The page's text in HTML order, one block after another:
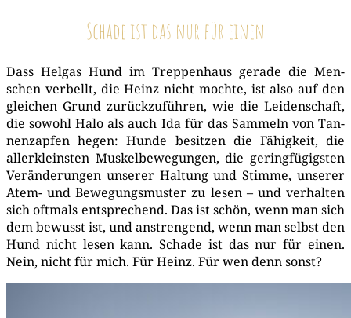
Schade ist das nur für einen
Dass Hel­gas Hund im Trep­pen­haus gera­de die Men­
schen ver­bellt, die Heinz nicht moch­te, ist also auf den
glei­chen Grund zurück­zu­füh­ren, wie die Lei­den­schaft,
die sowohl Halo als auch Ida für das Sam­meln von Tan­
nen­zap­fen hegen: Hun­de besit­zen die Fähig­keit, die
aller­kleins­ten Mus­kel­be­we­gun­gen, die gering­fü­gigs­ten
Ver­än­de­run­gen unse­rer Hal­tung und Stim­me, unse­rer
Atem- und Bewe­gungs­mus­ter zu lesen – und ver­hal­ten
sich oft­mals ent­spre­chend. Das ist schön, wenn man sich
dem bewusst ist, und anstren­gend, wenn man selbst den
Hund nicht lesen kann. Scha­de ist das nur für einen.
Nein, nicht für mich. Für Heinz. Für wen denn sonst?